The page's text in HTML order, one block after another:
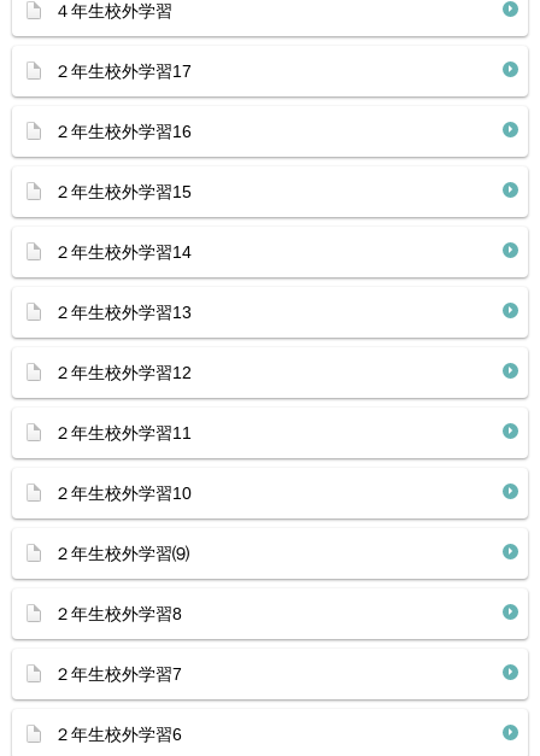
４年生校外学習
２年生校外学習17
２年生校外学習16
２年生校外学習15
２年生校外学習14
２年生校外学習13
２年生校外学習12
２年生校外学習11
２年生校外学習10
２年生校外学習⑼
２年生校外学習8
２年生校外学習7
２年生校外学習6